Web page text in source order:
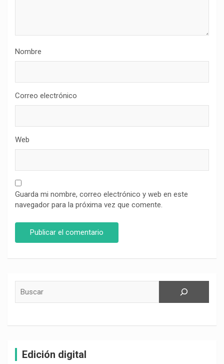
Nombre
Correo electrónico
Web
Guarda mi nombre, correo electrónico y web en este
navegador para la próxima vez que comente.
Edición digital